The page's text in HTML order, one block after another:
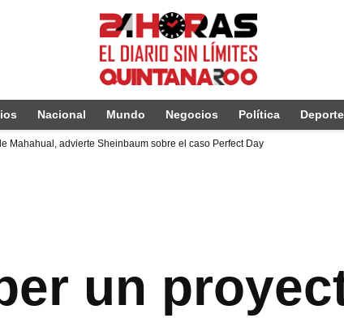
Nacional Mundo Negocios Política
Mahahual, advierte Sheinbaum sobre el caso Perfect Day
un